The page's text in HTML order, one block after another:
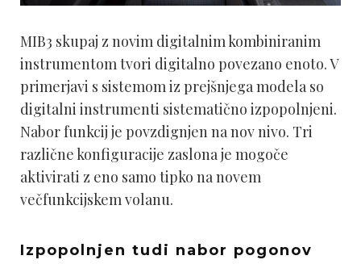
MIB3 skupaj z novim digitalnim kombiniranim
instrumentom tvori digitalno povezano enoto. V
primerjavi s sistemom iz prejšnjega modela so
digitalni instrumenti sistematično izpopolnjeni.
Nabor funkcij je povzdignjen na nov nivo. Tri
različne konfiguracije zaslona je mogoče
aktivirati z eno samo tipko na novem
večfunkcijskem volanu.
Izpopolnjen tudi nabor pogonov